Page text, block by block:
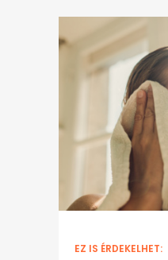
EZ IS ÉRDEKELHET: